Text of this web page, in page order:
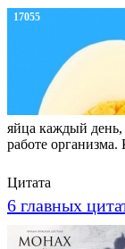
17055
яйца каждый
работе организма.
Цитата
6 главных